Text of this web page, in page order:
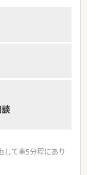
ます。
談
て車5分程にあり